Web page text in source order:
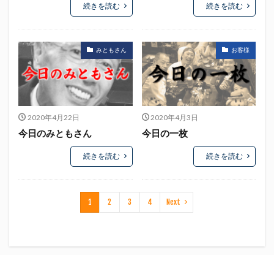
続きを読む 続きを読む
みともさん
2020年4月22日
今日のみともさん
続きを読む
お客様
2020年4月3日
今日の一枚
続きを読む
1 2 3 4 Next
天皇杯 太田焼きそば
安田記念
宝塚記念
宮崎本店
富士宮やきそば
富士正酒造
富士錦 富士錦酒造
小野友樹
山とおでん
山下メロン園
川崎フロンターレ
平喜酒造
御殿場豆腐 志太泉酒造
日常
日本酒
日清 春華堂
春風亭昇太
木村飲料
杉錦酒造
東レアローズ静岡
桜まつり
森本酒造
横浜F・マリノス
浦和レッズ
田中眼蛇夢 田子の月
矢魔破 磯自慢
磯自慢酒造
肋さん
臥龍梅 花の舞
花の舞酒造